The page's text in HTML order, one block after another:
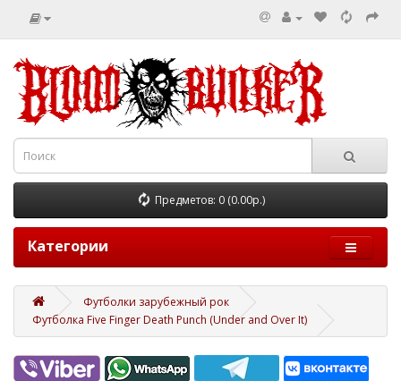
Предметов: 0 (0.00р.)
Категории
Футболки зарубежный рок
Футболка Five Finger Death Punch (Under and Over It)